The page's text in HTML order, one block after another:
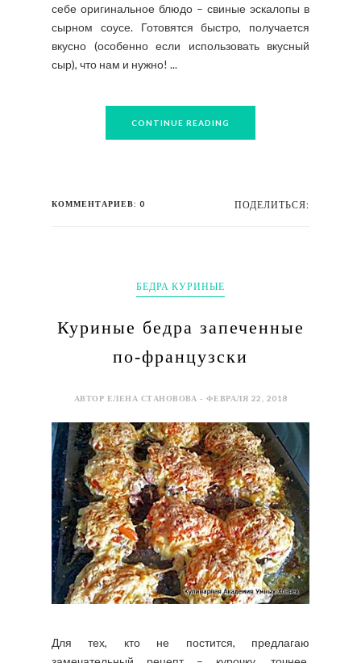
себе оригинальное блюдо – свиные эскалопы в
сырном соусе. Готовятся быстро, получается
вкусно (особенно если использовать вкусный
сыр), что нам и нужно! ...
CONTINUE READING
КОММЕНТАРИЕВ: 0 ПОДЕЛИТЬСЯ:
БЕДРА КУРИНЫЕ
Куриные бедра запеченные
по-французски
АВТОР ЕЛЕНА СТАНОВОВА - ФЕВРАЛЯ 22, 2018
Для тех, кто не постится, предлагаю